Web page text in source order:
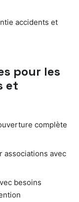
accidents et
pour les
et
complète
associations avec
besoins